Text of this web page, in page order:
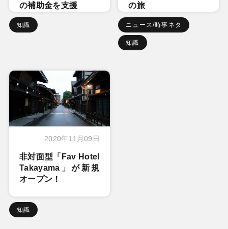
の補助金を支援
知識
の旅
ニュース/時事ネタ
知識
2020年11月09日
非対面型「Fav Hotel
Takayama」が新規
オープン！
知識